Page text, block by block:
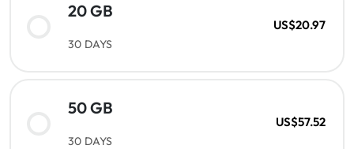
20 GB
30 DAYS
US$20.97
50 GB
30 DAYS
US$57.52